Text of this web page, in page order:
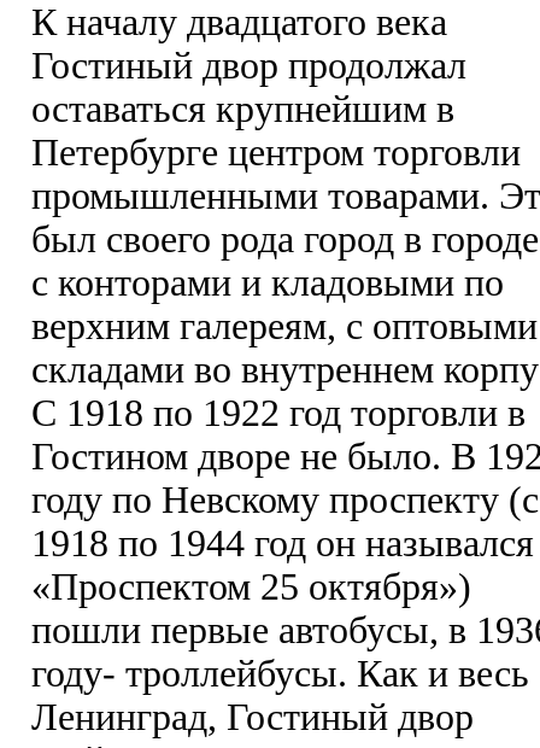
К началу двадцатого века
Гостиный двор продолжал
оставаться крупнейшим в
Петербурге центром торговли
промышленными товарами.
был своего рода город в
с конторами и кладовыми по
верхним галереям, с оптовыми
складами во внутреннем
С 1918 по 1922 год торговли в
Гостином дворе не было. В
году по Невскому проспекту (с
1918 по 1944 год он назывался
«Проспектом 25 октября»)
пошли первые автобусы, в
году- троллейбусы. Как и весь
Ленинград, Гостиный двор